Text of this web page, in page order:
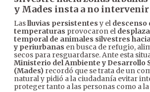
y Mades insta a no intervenir
Laslluvias persistentes y el descenso
temperaturas provocaron el
temporal de animales silvestres
y periurbanas en busca de refugio,
secos para resguardarse. Ante esta
Ministerio del Ambiente y Desarrollo
(Mades) recordó que se trata de un
natural y pidió a la ciudadanía evitar
proteger tanto a las personas como a